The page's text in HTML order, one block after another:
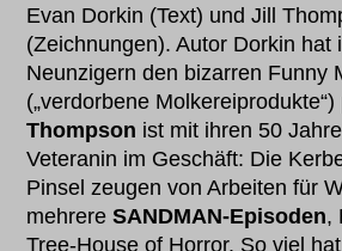
Evan Dorkin (Text) und Jill
(Zeichnungen). Autor Dorkin hat
Neunzigern den bizarren Funny
(„verdorbene
Thompson ist mit ihren 50
Veteranin im Geschäft: Die
Pinsel zeugen von Arbeiten für
mehrereSANDMAN-Episoden,
Tree-House of Horror. So viel